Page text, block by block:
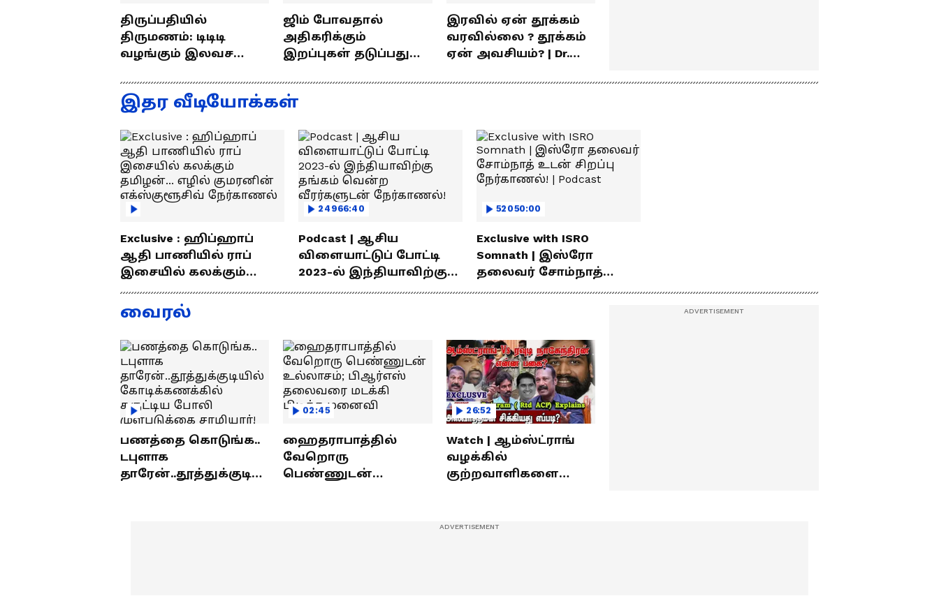
திருப்பதியில்
திருமணம்: டிடிடி
வழங்கும் இலவச
ஜிம் போவதால்
அதிகரிக்கும்
இறப்புகள் தடுப்பது
ராஜீவ் சந்தோஷம் !
இரவில் ஏன் தூக்கம்
வரவில்லை ? தூக்கம்
ஏன் அவசியம்? | Dr.
Interview
இதர வீடியோக்கள்
Exclusive : ஹிப்ஹாப்
ஆதி பாணியில் ராப்
இசையில் கலக்கும்
தமிழன்... எழில்
குமரனின்
எக்ஸ்குளூசிவ்
நேர்காணல்
24966:40
Podcast | ஆசிய
விளையாட்டுப் போட்டி
2023-ல் இந்தியாவிற்கு
தங்கம் வென்ற
52050:00
Exclusive with ISRO
Somnath | இஸ்ரோ
தலைவர் சோம்நாத்
உடன் சிறப்பு
வைரல்
பணத்தை கொடுங்க..
டபுளாக
தாரேன்..தூத்துக்குடியி
02:45
ஹைதராபாத்தில்
வேறொரு
பெண்ணுடன்
26:52
Watch | ஆம்ஸ்ட்ராங்
வழக்கில்
குற்றவாளிகளை
Rtd ACP Interview